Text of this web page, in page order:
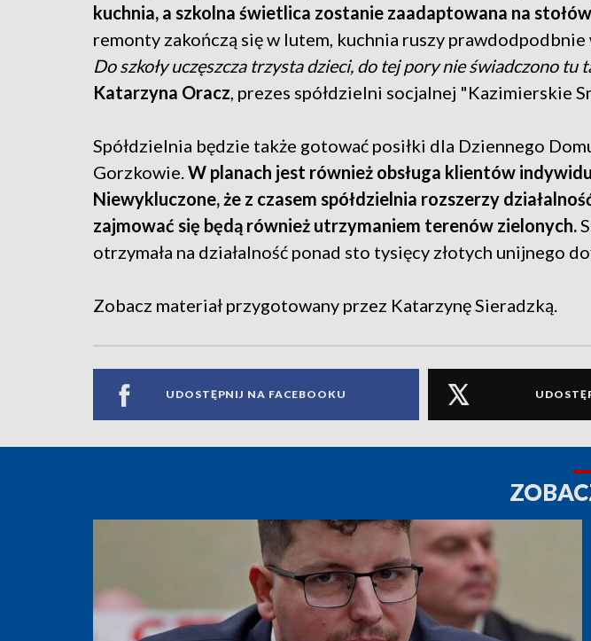
kuchnia, a szkolna świetlica zostanie zaadaptowana na
remonty zakończą się w lutem, kuchnia ruszy prawdodpodbnie
Do szkoły uczęszcza trzysta dzieci, do tej pory nie świadczono tu
Katarzyna Oracz , prezes spółdzielni socjalnej "Kazimierskie
Spółdzielnia będzie także gotować posiłki dla Dziennego
Gorzkowie. W planach jest również obsługa klientów
Niewykluczone, że z czasem spółdzielnia rozszerzy
zajmować się będą również utrzymaniem terenów zielonych.
otrzymała na działalność ponad sto tysięcy złotych unijnego
Zobacz materiał przygotowany przez Katarzynę Sieradzką.
UDOSTĘPNIJ NA FACEBOOKU